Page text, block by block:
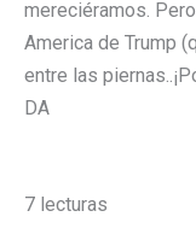
mereciéramos.
America de Trump
entre las
DA
7 lecturas